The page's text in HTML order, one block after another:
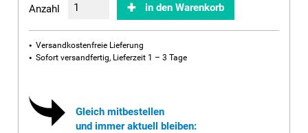
Anzahl in den Warenkorb
Versandkostenfreie Lieferung
Sofort versandfertig, Lieferzeit 1 – 3 Tage
Gleich mitbestellen
und immer aktuell bleiben: